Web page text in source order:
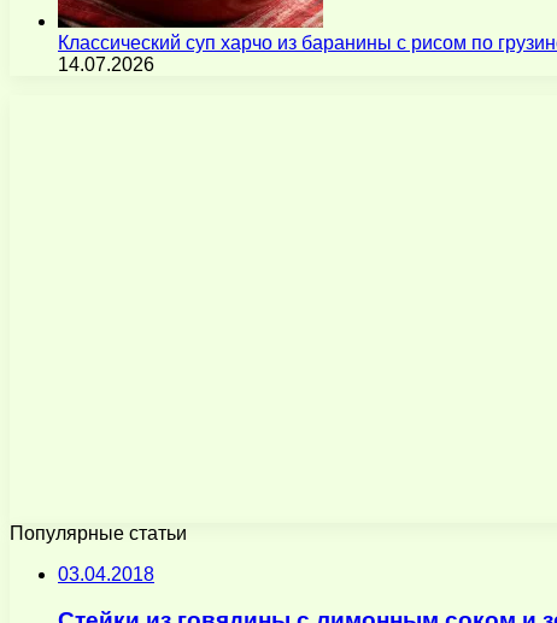
Классический суп харчо из баранины с рисом по
14.07.2026
Популярные статьи
03.04.2018